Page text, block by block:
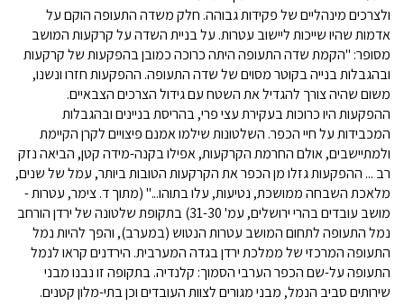
ולצרכים מינהליים של פקידות גבוהה. חלק משדה התעופה הוקם על
אדמות שהיו שייכות ליישוב עטרות. על בניית השדה על קרקעות המושב
מסופר: "הקמת שדה התעופה היתה כרוכה כמובן בהפקעות של קרקעות
ובהגבלות בנייה בקוטר מסוים של שדה התעופה. ההפקעות חזרו ונשנו,
משום שהיה צורך להגדיל את השטח עם גידול הצרכים הצבאיים.
ההפקעות היו כרוכות בעקירת עצי פרי, בהריסת בניינים ובהגבלות
המכבידות על חיי הכפר. השלטונות שילמו אמנם פיצויים לקרן הקיימת
ולמתיישבים, אולם החרמת הקרקעות, אפילו בקנה-מידה קטן, הביאה נזק
רב ... ההפקעות גזלו מן הכפר את הקרקעות הטובות ביותר, עמל של שנים,
מלאכת השבחה ממושכת, נטיעות, עלו בתוהו..." (מתוך ד. צימר, עטרות -
מושב עובדים בהרי ירושלים, עמ' 31-30) בתקופת שלטונה של ירדן הורחב
נמל התעופה לתחום המושב עטרות הנטוש (במערב), והפך להיות נמל
התעופה המרכזי של ממלכת ירדן בגדה המערבית. הירדנים קראו לנמל
התעופה על-שם הכפר הערבי הסמוך: קלנדיה. בתקופה זו נבנו מבני
שירותים סביב הנמל, מבני מגורים לצוות העובדים וכן בתי-מלון קטנים.